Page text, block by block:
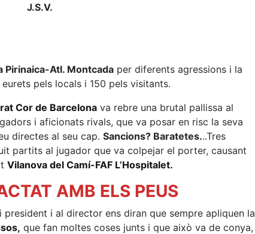
J.S.V.
Pirinaica-Atl. Montcada per diferents agressions i la
pels locals i 150 pels visitants.
Cor de Barcelona va rebre una brutal pallissa al
i aficionats rivals, que va posar en risc la seva
directes al seu cap. Sancions? Baratetes...Tres
partits al jugador que va colpejar el porter, causant
Vilanova del Camí-FAF L’Hospitalet.
AMB ELS PEUS
i al director ens diran que sempre apliquen la
que fan moltes coses junts i que això va de conya,
Estadístiques
Recopilem
de manera
anònima d'ús
del lloc web
per a millorar la
funcionalitat i
estructura.
Experiència